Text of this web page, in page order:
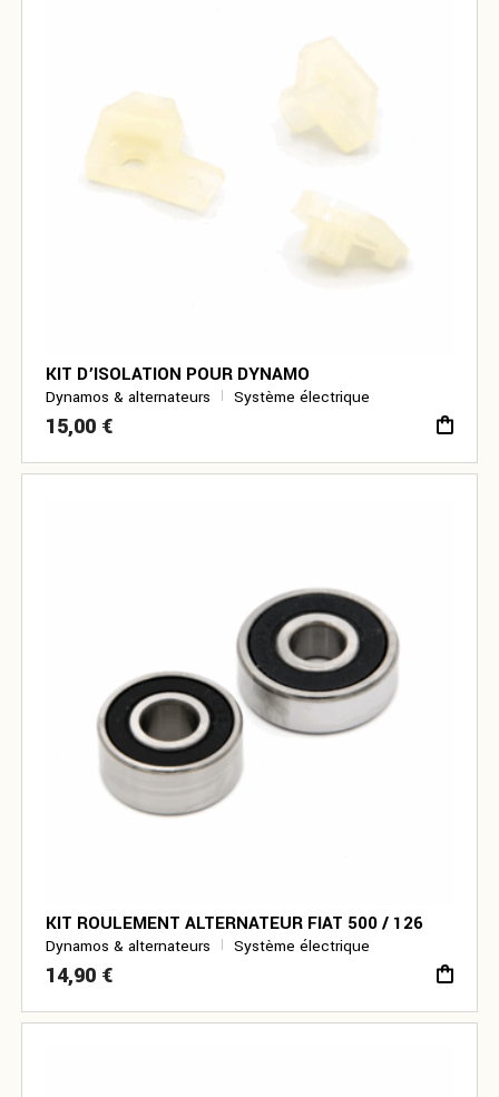
KIT D’ISOLATION POUR DYNAMO
Dynamos & alternateurs Système électrique
15,00 €
KIT ROULEMENT ALTERNATEUR FIAT 500 / 126
Dynamos & alternateurs Système électrique
14,90 €